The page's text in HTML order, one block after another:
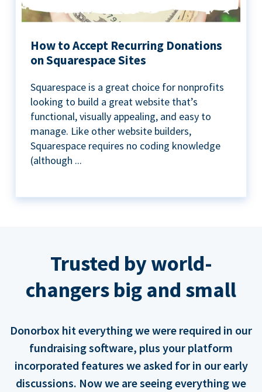
How to Accept Recurring Donations
on Squarespace Sites
Squarespace is a great choice for nonprofits
looking to build a great website that’s
functional, visually appealing, and easy to
manage. Like other website builders,
Squarespace requires no coding knowledge
(although ...
Trusted by world-
changers big and small
Donorbox hit everything we were required in our
fundraising software, plus your platform
incorporated features we asked for in our early
discussions. Now we are seeing everything we